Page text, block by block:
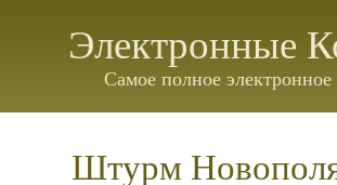
Электронные
Самое полное
Штурм